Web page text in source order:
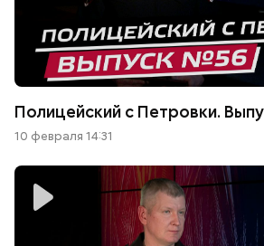
Полицейский с Петровки.
10 февраля 14:31